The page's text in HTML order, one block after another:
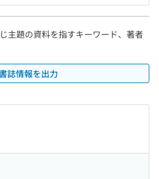
主題の資料を指すキーワード、著者
誌情報を出力